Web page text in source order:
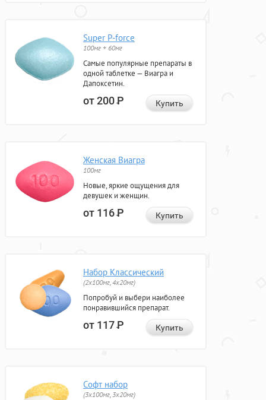
Super P-force
100мг + 60мг
Самые популярные препараты в
одной таблетке — Виагра и
Дапоксетин.
от 200Р Купить
Женская Виагра
100мг
Новые, яркие ощущения для
девушек и женщин.
от 116Р Купить
Набор Классический
(2x100мг, 4x20мг)
Попробуй и выбери наиболее
понравившийся препарат.
от 117Р Купить
Софт набор
(3x100мг, 3x20мг)